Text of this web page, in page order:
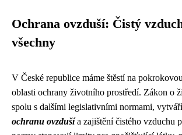
Ochrana ovzduší: Čistý
všechny
V České republice máme štěstí na
oblasti ochrany životního prostředí. Zákon o
spolu s dalšími legislativními normami,
ochranu ovzdušía zajištění čistého vzduchu